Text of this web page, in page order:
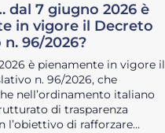
dal 7 giugno 2026 è
in vigore il Decreto
96/2026?
è pienamente in vigore il
n. 96/2026, che
nell’ordinamento italiano
di trasparenza
l’obiettivo di rafforzare…